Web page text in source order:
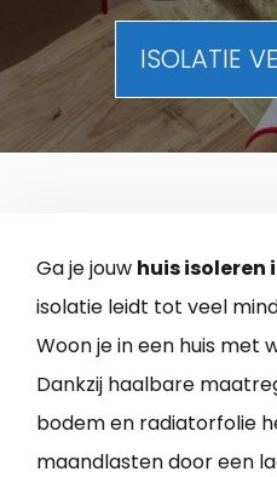
ISOLATIE
Ga je jouw huis isoleren
isolatie leidt tot veel
Woon je in een huis met
Dankzij haalbare
bodem en radiatorfolie
maandlasten door een